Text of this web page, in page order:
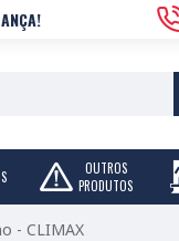
OUTROS
PRODUTOS
- CLIMAX